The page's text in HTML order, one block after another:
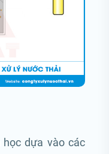
dựa vào các